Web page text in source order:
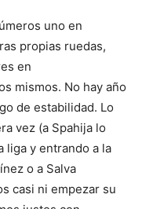
uno en
propias ruedas,
en
mismos. No hay año
de estabilidad. Lo
vez (a Spahija lo
liga y entrando a la
o a Salva
casi ni empezar su